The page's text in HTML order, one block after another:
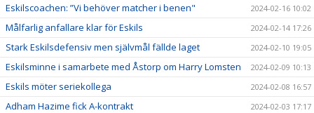
Eskilscoachen: ”Vi behöver matcher i benen" 2024-02-16 10:02
Målfarlig anfallare klar för Eskils 2024-02-14 17:26
Stark Eskilsdefensiv men självmål fällde laget 2024-02-10 19:05
Eskilsminne i samarbete med Åstorp om Harry Lomsten 2024-02-09 10:13
Eskils möter seriekollega 2024-02-08 16:57
Adham Hazime fick A-kontrakt 2024-02-03 17:17